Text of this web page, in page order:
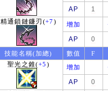
AP
1
精通鎖鏈鐮刃 (+7 ) 增加
AP
0
技能名稱(加總)
數值
F
聖光之錐(+5 ) 增加
AP
0